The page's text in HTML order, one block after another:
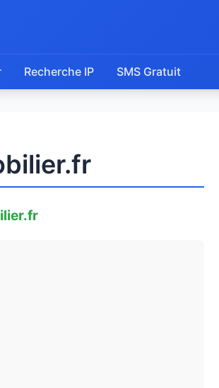
Recherche IP SMS Gratuit